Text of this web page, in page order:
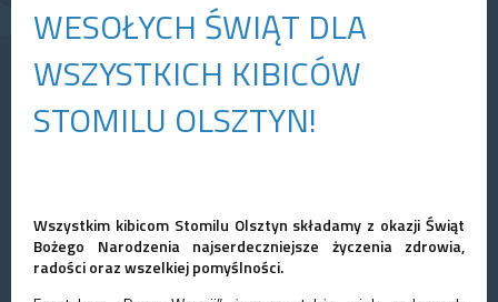
WESOŁYCH ŚWIĄT DLA
WSZYSTKICH KIBICÓW
STOMILU OLSZTYN!
Wszystkim kibicom Stomilu Olsztyn składamy z okazji Świąt
Bożego Narodzenia najserdeczniejsze życzenia zdrowia,
radości oraz wszelkiej pomyślności.